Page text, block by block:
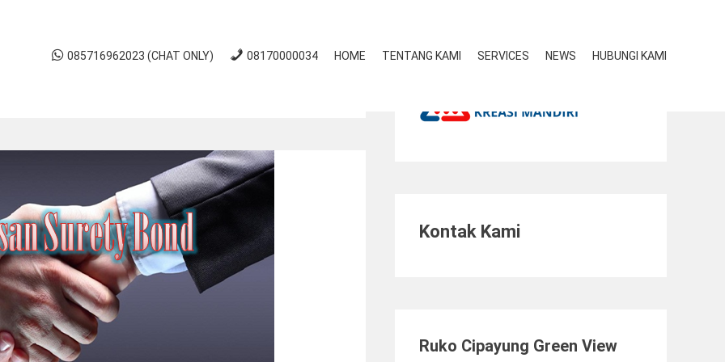
085716962023 (CHAT ONLY) 08170000034 HOME TENTANG KAMI SERVICES NEWS HUBUNGI KAMI
Kontak Kami
Ruko Cipayung Green View